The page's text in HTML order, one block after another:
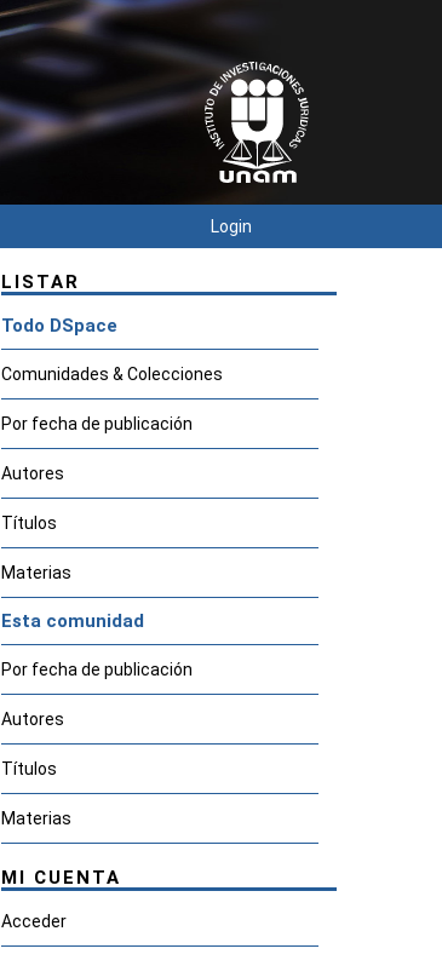
Login
LISTAR
Todo DSpace
Comunidades & Colecciones
Por fecha de publicación
Autores
Títulos
Materias
Esta comunidad
Por fecha de publicación
Autores
Títulos
Materias
MI CUENTA
Acceder